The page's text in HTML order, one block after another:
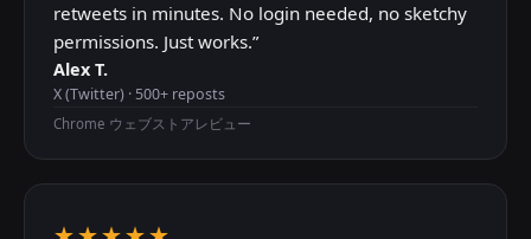
retweets in minutes. No login needed, no sketchy
permissions. Just works.”
Alex T.
X (Twitter) · 500+ reposts
Chrome ウェブストアレビュー